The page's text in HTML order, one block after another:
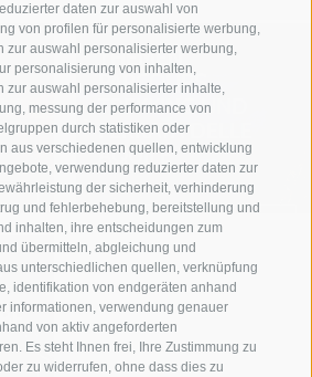
daten zur auswahl von
von profilen für personalisierte werbung,
zur auswahl personalisierter werbung,
personalisierung von inhalten,
zur auswahl personalisierter inhalte,
messung der performance von
durch statistiken oder
aus verschiedenen quellen, entwicklung
verwendung reduzierter daten zur
der sicherheit, verhinderung
und fehlerbehebung, bereitstellung und
inhalten, ihre entscheidungen zum
übermitteln, abgleichung und
unterschiedlichen quellen, verknüpfung
identifikation von endgeräten anhand
informationen, verwendung genauer
von aktiv angeforderten
Es steht Ihnen frei, Ihre Zustimmung zu
zu widerrufen, ohne dass dies zu
THEMEN
PARCOURS,
TREKKING UND
FERRATA DELLE
AQUILE
WEITERLESEN